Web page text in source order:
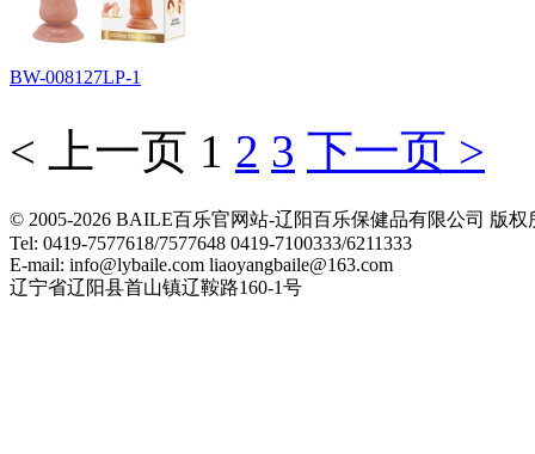
BW-008127LP-1
< 上一页 1 2 3 下一页 >
© 2005-2026 BAILE百乐官网站-辽阳百乐保健品有限公司 版
Tel: 0419-7577618/7577648 0419-7100333/6211333
E-mail: info@lybaile.com liaoyangbaile@163.com
辽宁省辽阳县首山镇辽鞍路160-1号